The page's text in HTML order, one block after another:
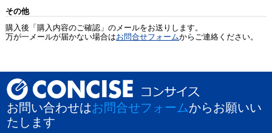
その他
購入後「購入内容のご確認」のメールをお送りします。
万が一メールが届かない場合はお問合せフォームからご連絡ください。
お問い合わせはお問合せフォームからお願いい
たします